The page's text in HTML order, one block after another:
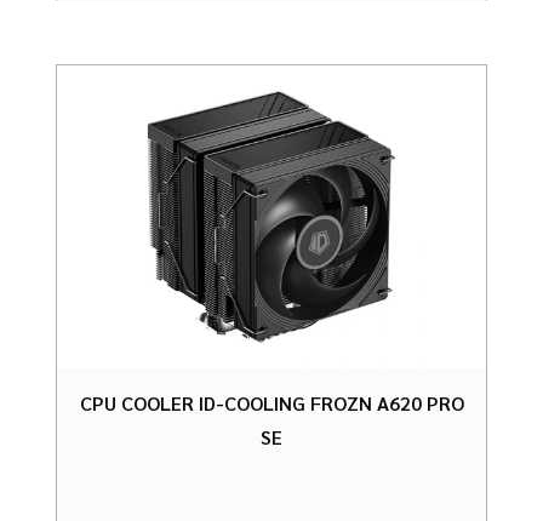
CPU COOLER ID-COOLING FROZN A620 PRO
SE